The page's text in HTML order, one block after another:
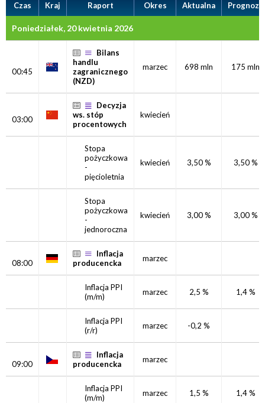
Czas Kraj Raport Okres Aktualna Prognoza
Poniedziałek, 20 kwietnia 2026
00:45
Bilans
handlu
zagranicznego
(NZD)
marzec 698 mln 175 mln
03:00
Decyzja
ws. stóp
procentowych
kwiecień
Stopa
pożyczkowa
-
pięcioletnia
kwiecień 3,50 % 3,50 %
Stopa
pożyczkowa
-
jednoroczna
kwiecień 3,00 % 3,00 %
08:00
Inflacja
producencka
marzec
Inflacja PPI
(m/m)
marzec 2,5 % 1,4 %
Inflacja PPI
(r/r)
marzec -0,2 %
09:00
Inflacja
producencka
marzec
Inflacja PPI
(m/m)
marzec 1,5 % 1,4 %